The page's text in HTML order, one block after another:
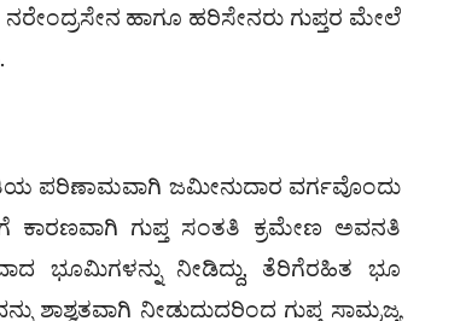
ನರೇಂದ್ರಸೇನ ಹಾಗೂ ಹರಿಸೇನರು ಗುಪ್ತರ ಮೇಲೆ
ಪರಿಣಾಮವಾಗಿ ಜಮೀನುದಾರ ವರ್ಗವೊಂದು
ಕಾರಣವಾಗಿ ಗುಪ್ತ ಸಂತತಿ ಕ್ರಮೇಣ ಅವನತಿ
ಭೂಮಿಗಳನ್ನು ನೀಡಿದ್ದು, ತೆರಿಗೆರಹಿತ ಭೂ
ಶಾಶ್ವತವಾಗಿ ನೀಡುದುದರಿಂದ ಗುಪ್ತ ಸಾಮ್ರಜ್ಯ